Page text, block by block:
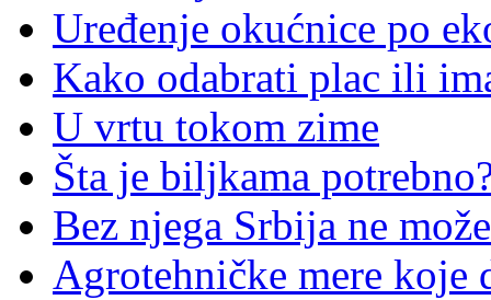
Uređenje okućnice po
Kako odabrati plac ili
U vrtu tokom zime
Šta je biljkama
Bez njega Srbija ne može
Agrotehničke mere koje